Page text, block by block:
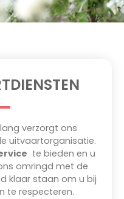
verzorgt ons
uitvaartorganisatie.
te bieden en u
omringd met de
klaar staan om u bij
te respecteren.